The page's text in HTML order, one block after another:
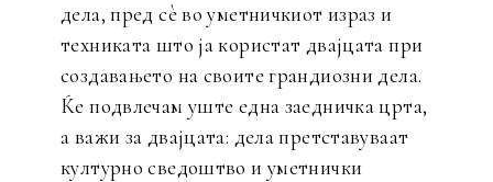
дела, пред сè во уметничкиот израз и
техниката што ја користат двајцата при
создавањето на своите грандиозни дела.
Ќе подвлечам уште една заедничка црта,
а важи за двајцата: дела претставуваат
културно сведоштво и уметнички